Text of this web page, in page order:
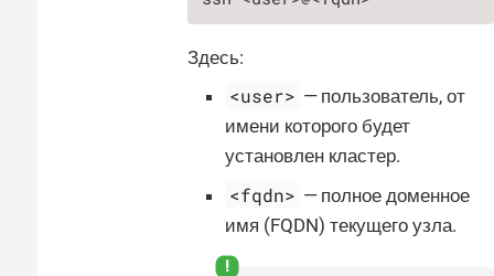
Здесь:
<user> — пользователь, от
имени которого будет
установлен кластер.
<fqdn> — полное доменное
имя (FQDN) текущего узла.